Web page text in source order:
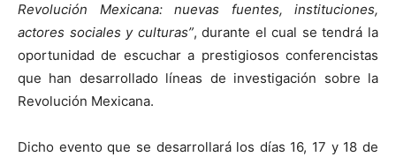
Revolución Mexicana: nuevas fuentes, instituciones,
actores sociales y culturas”, durante el cual se tendrá la
oportunidad de escuchar a prestigiosos conferencistas
que han desarrollado líneas de investigación sobre la
Revolución Mexicana.
Dicho evento que se desarrollará los días 16, 17 y 18 de